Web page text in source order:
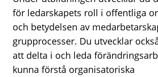
för ledarskapets roll i offentliga
och betydelsen av
grupprocesser. Du utvecklar
att delta i och leda
kunna förstå organisatoriska